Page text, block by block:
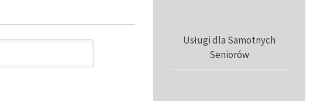
Usługi dla Samotnych
Seniorów